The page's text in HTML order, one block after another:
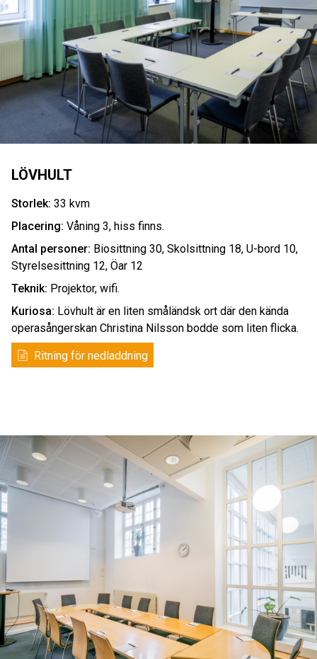
LÖVHULT
Storlek: 33 kvm
Placering: Våning 3, hiss finns.
Antal personer: Biosittning 30, Skolsittning 18, U-bord 10,
Styrelsesittning 12, Öar 12
Teknik: Projektor, wifi.
Kuriosa: Lövhult är en liten småländsk ort där den kända
operasångerskan Christina Nilsson bodde som liten flicka.
Ritning för nedladdning